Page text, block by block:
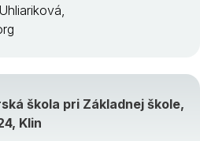
škola pri Základnej škole,
Klin